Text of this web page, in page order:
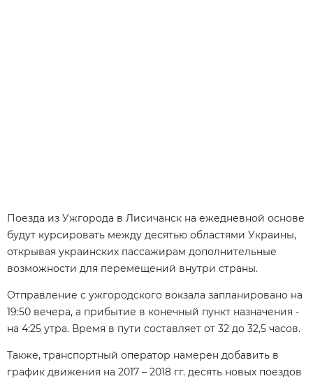
Поезда из Ужгорода в Лисичанск на ежедневной основе
будут курсировать между десятью областями Украины,
открывая украинских пассажирам дополнительные
возможности для перемещений внутри страны.
Отправление с ужгородского вокзала запланировано на
19:50 вечера, а прибытие в конечный пункт назначения -
на 4:25 утра. Время в пути составляет от 32 до 32,5 часов.
Также, транспортный оператор намерен добавить в
график движения на 2017 – 2018 гг. десять новых поездов